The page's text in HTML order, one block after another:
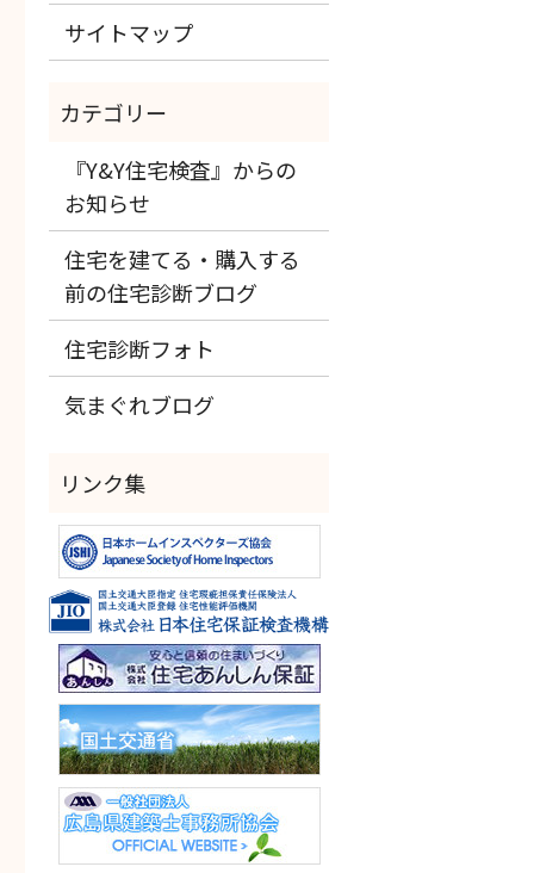
サイトマップ
『Y&Y住宅検査』からの
お知らせ
住宅を建てる・購入する
前の住宅診断ブログ
住宅診断フォト
気まぐれブログ